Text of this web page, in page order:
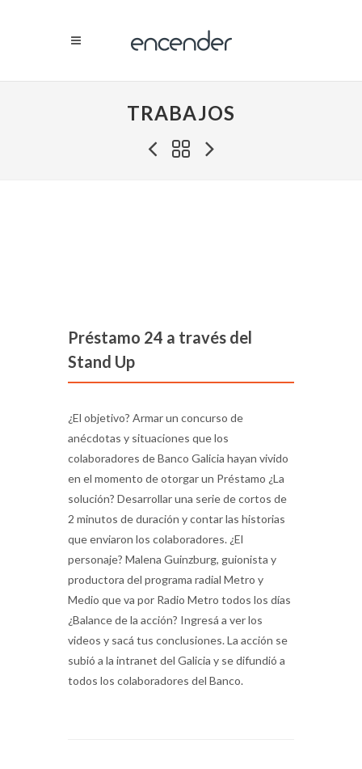
TRABAJOS
Préstamo 24 a través del
Stand Up
¿El objetivo? Armar un concurso de
anécdotas y situaciones que los
colaboradores de Banco Galicia hayan vivido
en el momento de otorgar un Préstamo ¿La
solución? Desarrollar una serie de cortos de
2 minutos de duración y contar las historias
que enviaron los colaboradores. ¿El
personaje? Malena Guinzburg, guionista y
productora del programa radial Metro y
Medio que va por Radio Metro todos los días
¿Balance de la acción? Ingresá a ver los
videos y sacá tus conclusiones. La acción se
subió a la intranet del Galicia y se difundió a
todos los colaboradores del Banco.